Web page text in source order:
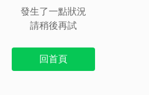
發生了一點狀況
請稍後再試
回首頁